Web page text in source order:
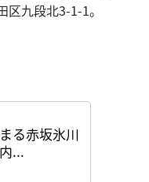
九段北3-1-1。
る赤坂氷川
...